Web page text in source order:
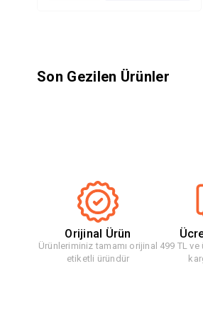
Son Gezilen Ürünler
Orijinal Ürün
Ürünleriminiz tamamı orijinal
etiketli üründür
499 TL ve